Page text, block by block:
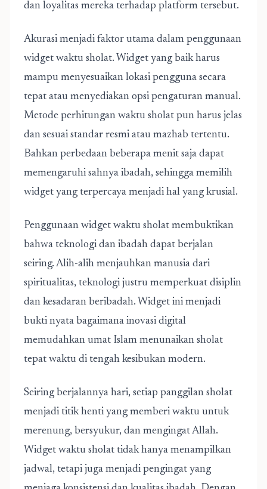
dan loyalitas mereka terhadap platform tersebut.
Akurasi menjadi faktor utama dalam penggunaan
widget waktu sholat. Widget yang baik harus
mampu menyesuaikan lokasi pengguna secara
tepat atau menyediakan opsi pengaturan manual.
Metode perhitungan waktu sholat pun harus jelas
dan sesuai standar resmi atau mazhab tertentu.
Bahkan perbedaan beberapa menit saja dapat
memengaruhi sahnya ibadah, sehingga memilih
widget yang terpercaya menjadi hal yang krusial.
Penggunaan widget waktu sholat membuktikan
bahwa teknologi dan ibadah dapat berjalan
seiring. Alih-alih menjauhkan manusia dari
spiritualitas, teknologi justru memperkuat disiplin
dan kesadaran beribadah. Widget ini menjadi
bukti nyata bagaimana inovasi digital
memudahkan umat Islam menunaikan sholat
tepat waktu di tengah kesibukan modern.
Seiring berjalannya hari, setiap panggilan sholat
menjadi titik henti yang memberi waktu untuk
merenung, bersyukur, dan mengingat Allah.
Widget waktu sholat tidak hanya menampilkan
jadwal, tetapi juga menjadi pengingat yang